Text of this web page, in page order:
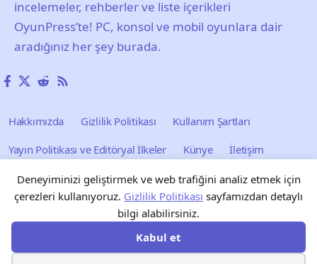
Deneyiminizi geliştirmek ve web trafiğini analiz etmek için
çerezleri kullanıyoruz. Gizlilik Politikası sayfamızdan detaylı
bilgi alabilirsiniz.
Kabul et
incelemeler, rehberler ve liste içerikleri
OyunPress’te! PC, konsol ve mobil oyunlara dair
aradığınız her şey burada.
Hakkımızda Gizlilik Politikası
Kullanım Şartları
Yayın Politikası ve Editöryal İlkeler
Künye
İletişim
Reklam
Blog Forum Tarayıcı Oyunları